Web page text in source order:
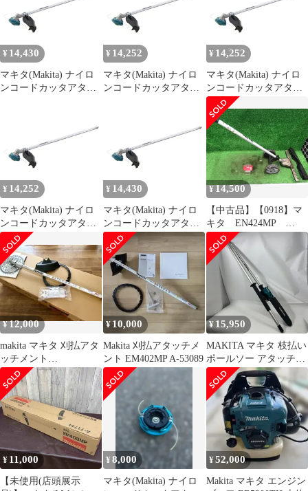
¥ 14,430
マキタ(Makita) ナイロ
ンコードカッタアタッ
¥ 14,252
マキタ(Makita) ナイロ
ンコードカッタアタッ
¥ 14,252
マキタ(Makita) ナイロ
ンコードカッタアタッ
チメントEM408MP A-
71744 1
¥ 14,252
マキタ(Makita) ナイロ
ンコードカッタアタッ
チメントEM408MP A-
71744 0
¥ 14,430
マキタ(Makita) ナイロ
ンコードカッタアタッ
チメントEM408MP A-
71744 0
¥14,500
【中古品】【0918】マ
キタ EN424MP
IT3VOIUF7RW6
¥12,000
makita マキタ 刈払アタ
ッチメント
EM402MP A-53089
¥ 10,000
Makita 刈払アタッチメ
ント EM402MP A-53089
¥ 15,950
MAKITA マキタ 枝払い
ポールソー アタッチメ
ント EY400MP 延長ア
タッチメントEY400MP
付
¥ 11,000
【未使用(店頭展示
¥8,000
マキタ(Makita) ナイロ
¥52,000
Makita マキタ エンジン